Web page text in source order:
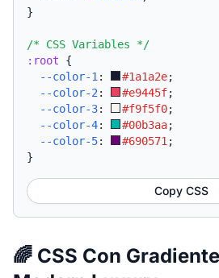
}
/* CSS Variables */
:root {
--color-1 : #1a1a2e;
--color-2 : #e9445f;
--color-3: #f9f5f0;
--color-4: #00b3aa;
--color-5: #690571 ;
}
Copy CSS
🌈 CSS Con